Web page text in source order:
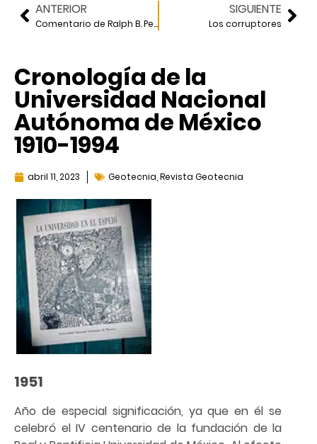
ANTERIOR
Comentario de Ralph B. Peck acerca del reglamento de construcción
SIGUIENTE
Los corruptores
Cronología de la
Universidad Nacional
Autónoma de México
1910-1994
abril 11, 2023 Geotecnia Revista Geotecnia
1951
Año de especial significación, ya que en él se
celebró el IV centenario de la fundación de la